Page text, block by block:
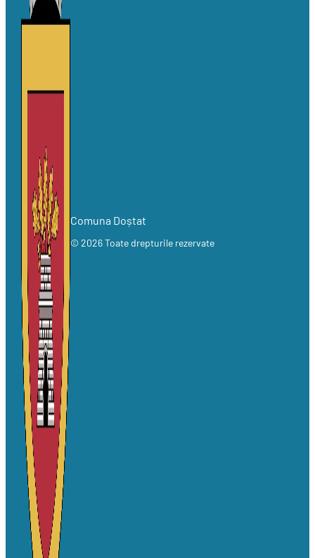
Comuna Doștat
© 2026 Toate drepturile rezervate